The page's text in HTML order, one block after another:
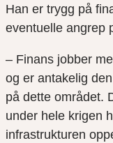
Han er trygg på
eventuelle angrep
– Finans jobber
og er antakelig
på dette området.
under hele krigen
infrastrukturen